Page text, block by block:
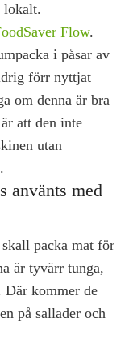
lokalt.
Flow.
i påsar av
förr nyttjat
om denna är bra
att den inte
utan
använts med
packa mat för
är tyvärr tunga,
Där kommer de
på sallader och